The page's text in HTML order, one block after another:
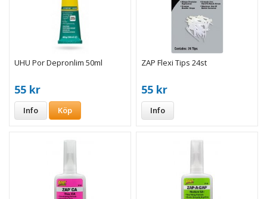
UHU Por Depronlim 50ml
55 kr
Info Köp
ZAP Flexi Tips 24st
55 kr
Info